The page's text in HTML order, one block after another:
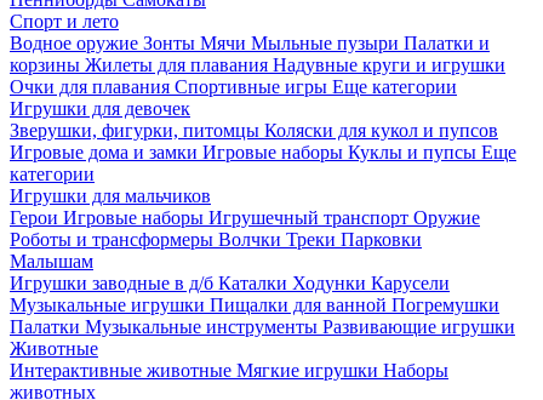
Спорт и лето
Водное оружие Зонты Мячи Мыльные пузыри Палатки и
корзины Жилеты для плавания Надувные круги и игрушки
Очки для плавания Спортивные игры Еще категории
Игрушки для девочек
Зверушки, фигурки, питомцы Коляски для кукол и пупсов
Игровые дома и замки Игровые наборы Куклы и пупсы Еще
категории
Игрушки для мальчиков
Герои Игровые наборы Игрушечный транспорт Оружие
Роботы и трансформеры Волчки Треки Парковки
Малышам
Игрушки заводные в д/б Каталки Ходунки Карусели
Музыкальные игрушки Пищалки для ванной Погремушки
Палатки Музыкальные инструменты Развивающие игрушки
Животные
Интерактивные животные Мягкие игрушки Наборы
животных